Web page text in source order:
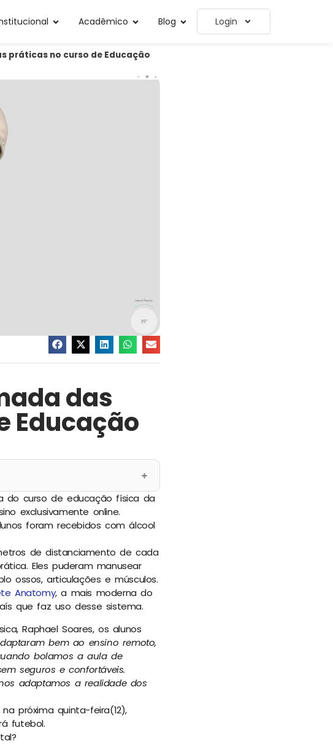
Acadêmico Blog Login
práticas no curso de Educação
das
Educação
do curso de educação física da
exclusivamente online.
foram recebidos com álcool
de distanciamento de cada
Eles puderam manusear
ossos, articulações e músculos.
Anatomy, a mais moderna do
que faz uso desse sistema.
Raphael Soares, os alunos
bem ao ensino remoto,
bolamos a aula de
seguros e confortáveis.
adaptamos a realidade dos
próxima quinta-feira(12),
futebol.